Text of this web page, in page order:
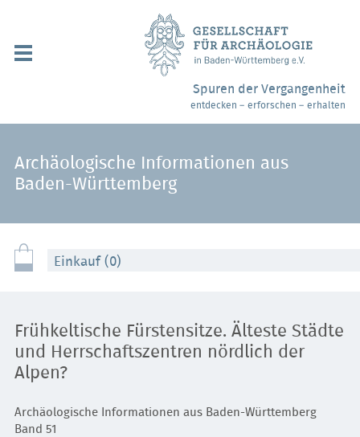
Über uns / Mitgliedschaft
Partner / Links
Archäologiemuseen
Spuren der Vergangenheit
entdecken – erforschen – erhalten
Archäologische Informationen aus
Baden-Württemberg
Einkauf (0)
Frühkeltische Fürstensitze. Älteste Städte
und Herrschaftszentren nördlich der
Alpen?
Archäologische Informationen aus Baden-Württemberg
Band 51